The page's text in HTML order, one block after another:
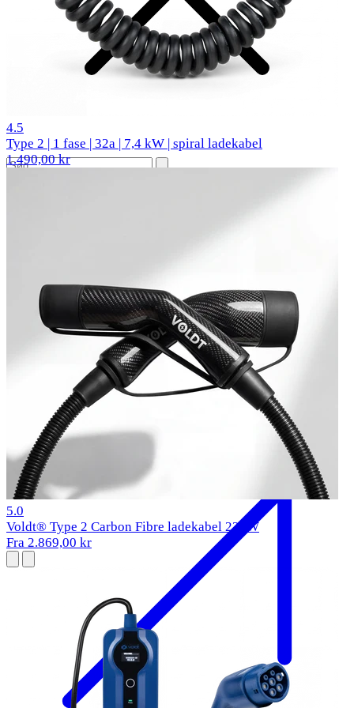
BMW i5 Opladningskabel
11 kW
4.5
Type 2 | 1 fase | 32a | 7,4 kW | spiral ladekabel
1.490,00 kr
5.0
Voldt® Type 2 Carbon Fibre ladekabel 22kW
Fra 2.869,00 kr